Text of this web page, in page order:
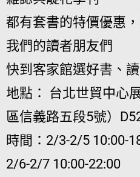
都有套書的特價優惠
我們的讀者朋友們
快到客家館選好書、
地點： 台北世貿中心
區信義路五段5號）
時間：2/3-2/5 10:00-
2/6-2/7 10:00-22:00